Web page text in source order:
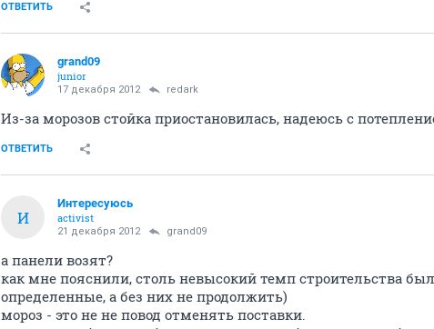
ОТВЕТИТЬ
grand09
junior
17 декабря 2012 redark
Из-за морозов стойка приостановилась, надеюсь с
ОТВЕТИТЬ
И
Интересуюсь
activist
21 декабря 2012 grand09
а панели возят?
как мне пояснили, столь невысокий темп строительства
определенные, а без них не продолжить)
мороз - это не не повод отменять поставки.